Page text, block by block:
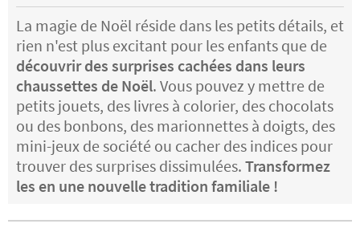
La magie de Noël réside dans les petits détails, et
rien n'est plus excitant pour les enfants que de
découvrir des surprises cachées dans leurs
chaussettes de Noël. Vous pouvez y mettre de
petits jouets, des livres à colorier, des chocolats
ou des bonbons, des marionnettes à doigts, des
mini-jeux de société ou cacher des indices pour
trouver des surprises dissimulées. Transformez
les en une nouvelle tradition familiale !